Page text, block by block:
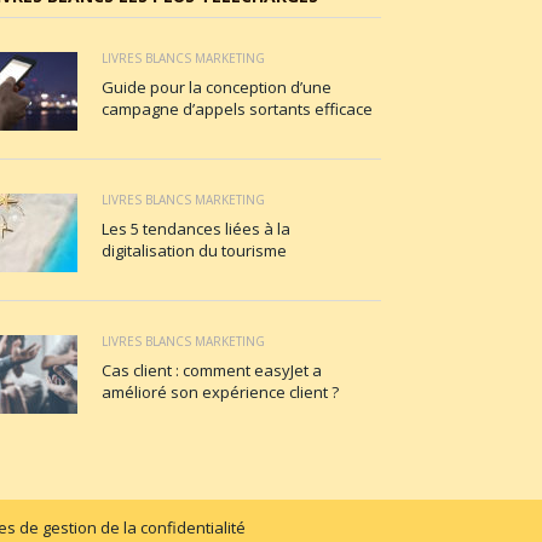
LIVRES BLANCS MARKETING
Guide pour la conception d’une
campagne d’appels sortants efficace
LIVRES BLANCS MARKETING
Les 5 tendances liées à la
digitalisation du tourisme
LIVRES BLANCS MARKETING
Cas client : comment easyJet a
amélioré son expérience client ?
de gestion de la confidentialité